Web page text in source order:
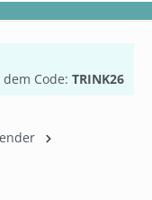
Code: TRINK26